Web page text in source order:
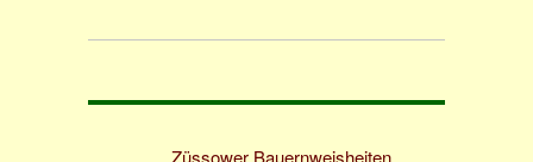
Züssower Bauernweisheiten